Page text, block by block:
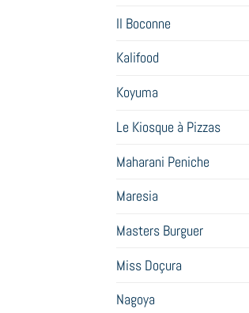
Il Boconne
Kalifood
Koyuma
Le Kiosque à Pizzas
Maharani Peniche
Maresia
Masters Burguer
Miss Doçura
Nagoya